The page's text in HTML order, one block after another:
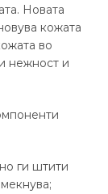
Новата
кожата
во
нежност и
ги штити